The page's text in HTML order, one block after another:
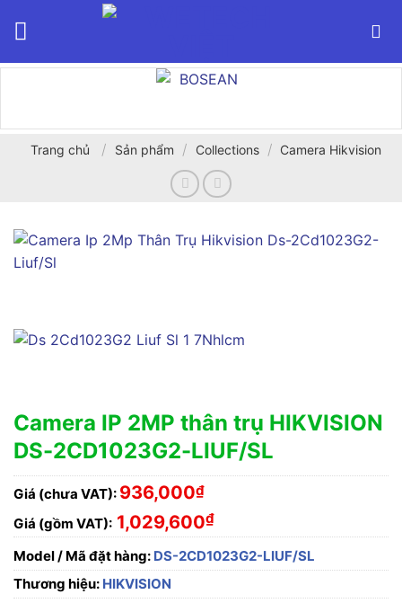
Trang chủ / Sản phẩm / Collections / Camera Hikvision
Camera IP 2MP thân trụ HIKVISION
DS-2CD1023G2-LIUF/SL
Giá (chưa VAT): 936,000₫
Giá (gồm VAT): 1,029,600₫
Model / Mã đặt hàng: DS-2CD1023G2-LIUF/SL
Thương hiệu: HIKVISION